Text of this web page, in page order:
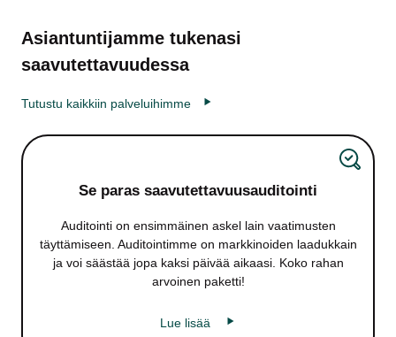
Asiantuntijamme tukenasi
saavutettavuudessa
Tutustu kaikkiin palveluihimme
Se paras saavutettavuus­auditointi
Auditointi on ensimmäinen askel lain vaatimusten
täyttämiseen. Auditointimme on markkinoiden laadukkain
ja voi säästää jopa kaksi päivää aikaasi. Koko rahan
arvoinen paketti!
Lue lisää